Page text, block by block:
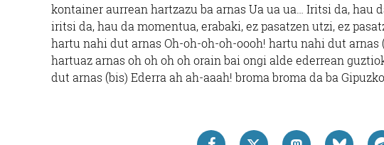
kontainer aurrean hartzazu ba arnas Ua ua ua… Iritsi da, hau
iritsi da, hau da momentua, erabaki, ez pasatzen utzi, ez
hartu nahi dut arnas Oh-oh-oh-oh-oooh! hartu nahi dut
hartuaz arnas oh oh oh oh orain bai ongi alde ederrean
dut arnas (bis) Ederra ah ah-aaah! broma broma da ba